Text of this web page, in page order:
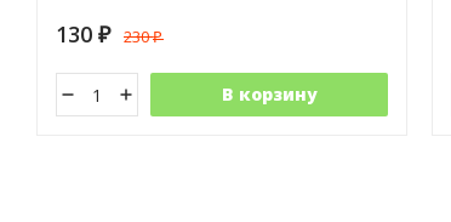
130 ₽ 230₽
В корзину